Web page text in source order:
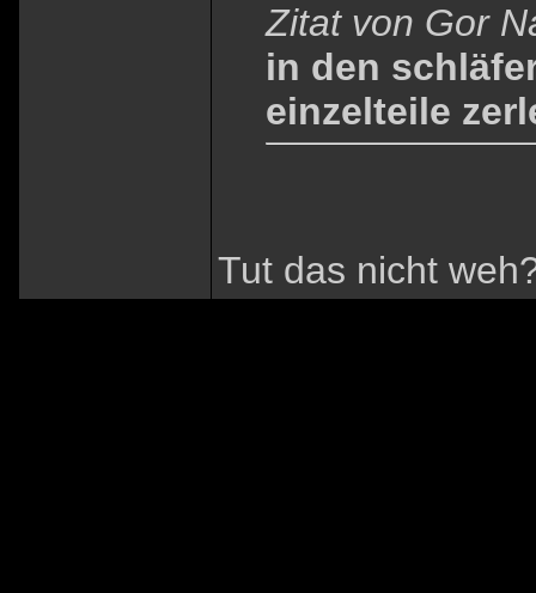
Zitat von Gor
in den
einzelteile
Tut das nicht